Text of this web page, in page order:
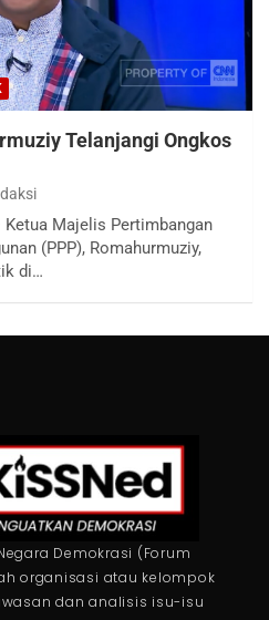
Telanjangi Ongkos
Majelis Pertimbangan
(PPP), Romahurmuziy,
di…
Demokrasi (Forum
organisasi atau kelompok
dan analisis isu-isu